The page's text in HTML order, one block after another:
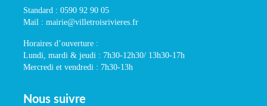
Standard : 0590 92 90 05
Mail : mairie@villetroisrivieres.fr
Horaires d’ouverture :
Lundi, mardi & jeudi : 7h30-12h30/ 13h30-17h
Mercredi et vendredi : 7h30-13h
Nous suivre